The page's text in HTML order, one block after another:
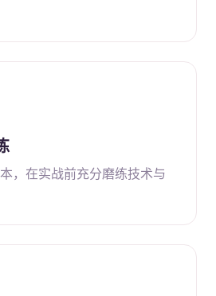
，在实战前充分磨练技术与